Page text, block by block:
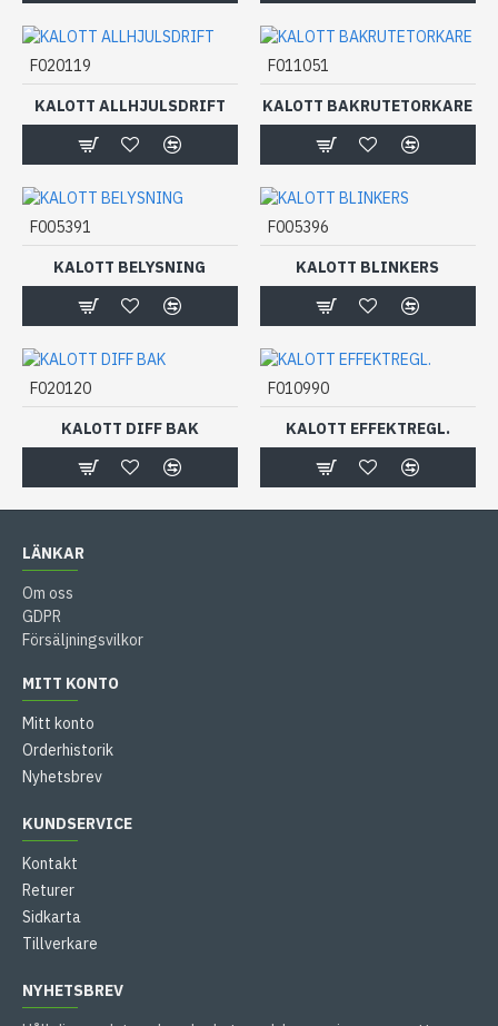
F020119
KALOTT ALLHJULSDRIFT
F011051
KALOTT BAKRUTETORKARE
F005391
KALOTT BELYSNING
F005396
KALOTT BLINKERS
F020120
KALOTT DIFF BAK
F010990
KALOTT EFFEKTREGL.
LÄNKAR
Om oss
GDPR
Försäljningsvilkor
MITT KONTO
Mitt konto
Orderhistorik
Nyhetsbrev
KUNDSERVICE
Kontakt
Returer
Sidkarta
Tillverkare
NYHETSBREV